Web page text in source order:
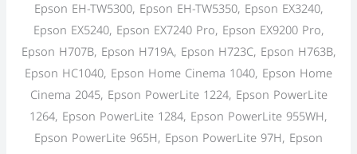
Epson EH-TW5300, Epson EH-TW5350, Epson EX3240,
Epson EX5240, Epson EX7240 Pro, Epson EX9200 Pro,
Epson H707B, Epson H719A, Epson H723C, Epson H763B,
Epson HC1040, Epson Home Cinema 1040, Epson Home
Cinema 2045, Epson PowerLite 1224, Epson PowerLite
1264, Epson PowerLite 1284, Epson PowerLite 955WH,
Epson PowerLite 965H, Epson PowerLite 97H, Epson